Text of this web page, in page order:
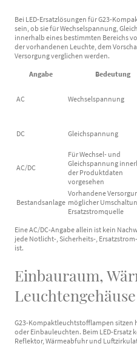
Bei LED-Ersatzlösungen für G23-
sein, ob sie für Wechselspannung,
innerhalb eines bestimmten Bereichs
der vorhandenen Leuchte, dem
Versorgung verglichen werden.
Angabe Bedeutung
AC Wechselspannung
DC Gleichspannung
AC/DC
Für Wechsel- und
Gleichspannung
der Produktdaten
vorgesehen
Bestandsanlage
Vorhandene
möglicher
Ersatzstromquelle
Eine AC/DC-Angabe allein ist kein
jede Notlicht-, Sicherheits-,
ist.
Einbauraum,
G23-Kompaktleuchtstofflampen sitzen
oder Einbauleuchten. Beim LED-
Reflektor, Wärmeabfuhr und